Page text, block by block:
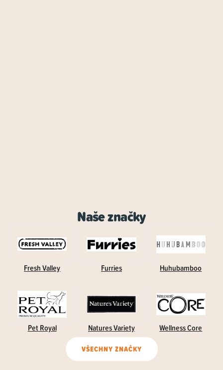
Naše značky
Fresh Valley Furries Huhubamboo
Pet Royal Natures Variety Wellness Core
VŠECHNY ZNAČKY